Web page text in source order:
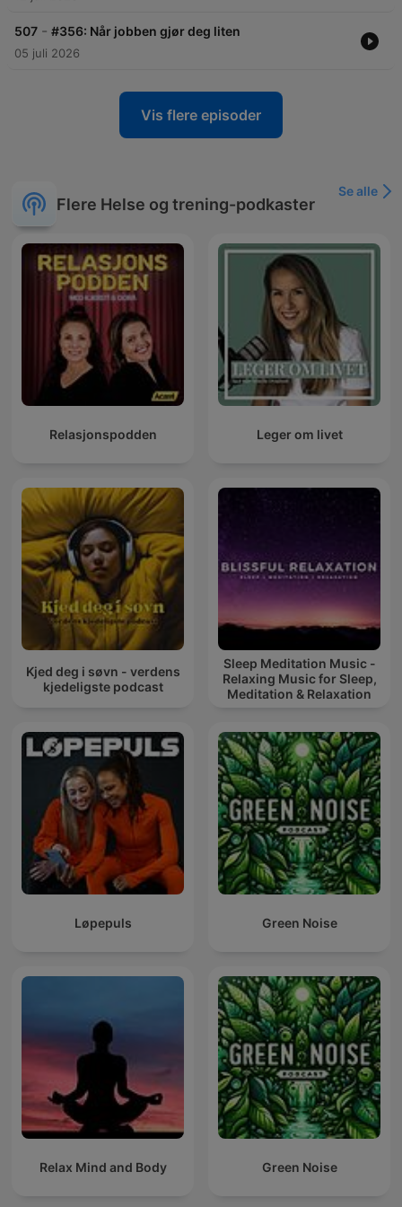
507 - #356: Når jobben gjør deg liten
05 juli 2026
Vis flere episoder
Flere Helse og trening-podkaster
Se alle
Relasjonspodden Leger om livet
Kjed deg i søvn - verdens
kjedeligste podcast
Sleep Meditation Music -
Relaxing Music for Sleep,
Meditation & Relaxation
Løpepuls Green Noise
Relax Mind and Body Green Noise